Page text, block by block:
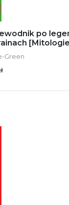
po
Green